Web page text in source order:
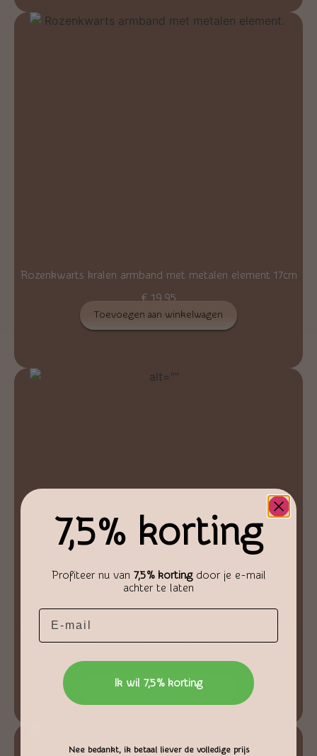
Rozenkwarts kralen armband met metalen element 17cm
€19,95
Toevoegen aan winkelwagen
Bergkristal (geknakt) & Rozenkwarts mat & Leopardskin
Toevoegen aan winkelwagen
7,5% korting
Profiteer nu van 7,5% kortingdoor je e-mail
achter te laten
Email
Ik wil 7,5% korting
Nee bedankt, ik betaal liever de volledige prijs